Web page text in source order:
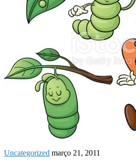
Uncategorized março 21, 2011